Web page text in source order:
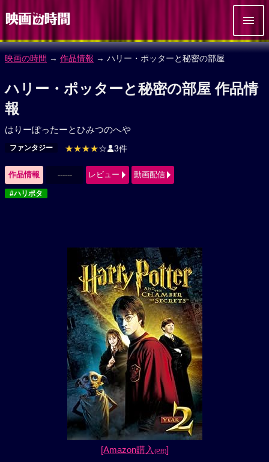
映画の時間 → 作品情報 → ハリー・ポッターと秘密の部屋
ハリー・ポッターと秘密の部屋 作品情
報
はりーぽったーとひみつのへや
ファンタジー ★★★★☆ 3件
作品情報 ------ レビュー 動画配信
#ハリポタ
[Amazon購入 (PR)]